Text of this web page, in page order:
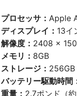
プロセッサ： Apple
ディスプレイ： 13イ
解像度： 2408 ×
メモリ： 8GB
ストレージ：
バッテリー駆動時間
重量： 2.7ポンド（約